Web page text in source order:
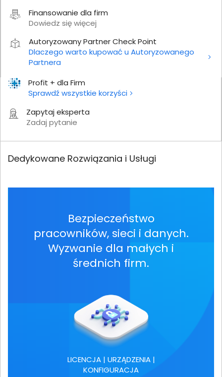
Profit + dla Firm
Sprawdź wszystkie korzyści
Zapytaj eksperta
Zadaj pytanie
Finansowanie dla firm
Dowiedz się więcej
Autoryzowany Partner Check Point
Dlaczego warto kupować u Autoryzowanego
Partnera
Dedykowane Rozwiązania i Usługi
Bezpieczeństwo
pracowników, sieci i danych.
Wyzwanie dla małych i
średnich firm.
LICENCJA | URZĄDZENIA |
KONFIGURACJA